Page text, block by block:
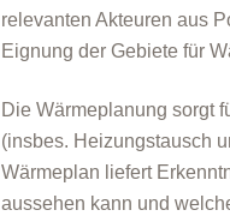
relevanten Akteuren aus
Eignung der Gebiete für
Die Wärmeplanung sorgt
(insbes. Heizungstausch
Wärmeplan liefert
aussehen kann und